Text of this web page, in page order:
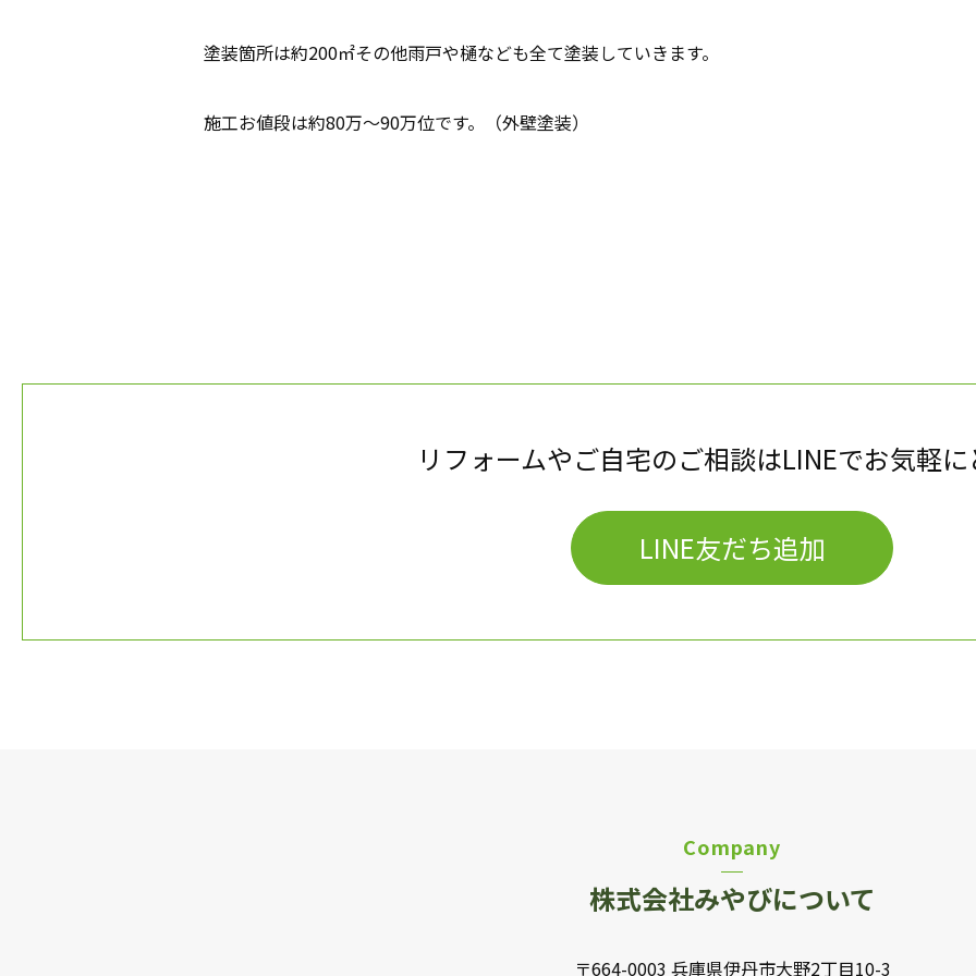
塗装箇所は約200㎡その他雨戸や樋なども全て塗装していきます。
施工お値段は約80万～90万位です。（外壁塗装）
リフォームやご自宅のご相談はLINEでお気軽
LINE友だち追加
Company
株式会社みやびについて
〒664-0003 兵庫県伊丹市大野2丁目10-3